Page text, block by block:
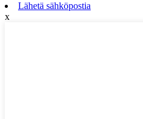
Lähetä sähköpostia
x